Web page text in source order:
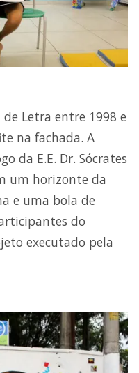
de Letra entre 1998 e
na fachada. A
da E.E. Dr. Sócrates
um horizonte da
e uma bola de
do
executado pela